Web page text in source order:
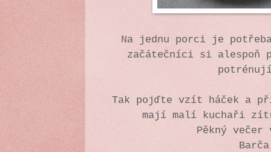
Na jednu porci je
začátečníci si alespoň
Tak pojďte vzít háček a
mají malí kuchaři
Pěkný večer
Barča